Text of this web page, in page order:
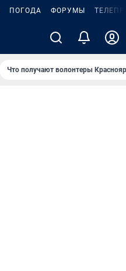
ПОГОДА ФОРУМЫ
Что получают волонтеры